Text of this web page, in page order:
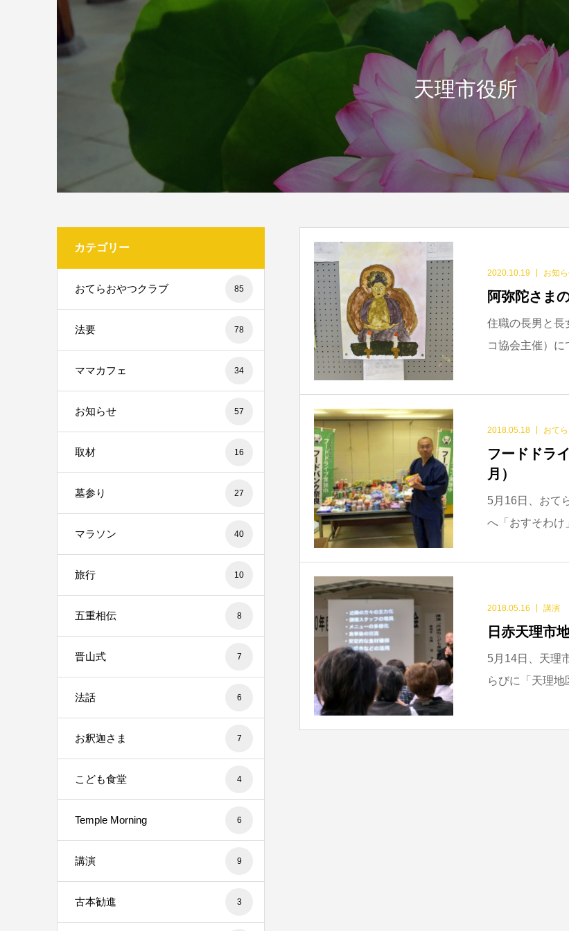
天理市役所
2020.10.19 お知
阿弥陀さま
住職の長男と長
コ協会主催）
2018.05.18 おて
フードドラ
月）
5月16日、おて
へ「おすそわけ
2018.05.16 講演
日赤天理市
5月14日、天理
らびに「天理
カテゴリー
おてらおやつクラブ 85
法要 78
ママカフェ 34
お知らせ 57
取材 16
墓参り 27
マラソン 40
旅行 10
五重相伝 8
晋山式 7
法話 6
お釈迦さま 7
こども食堂 4
Temple Morning 6
講演 9
古本勧進 3